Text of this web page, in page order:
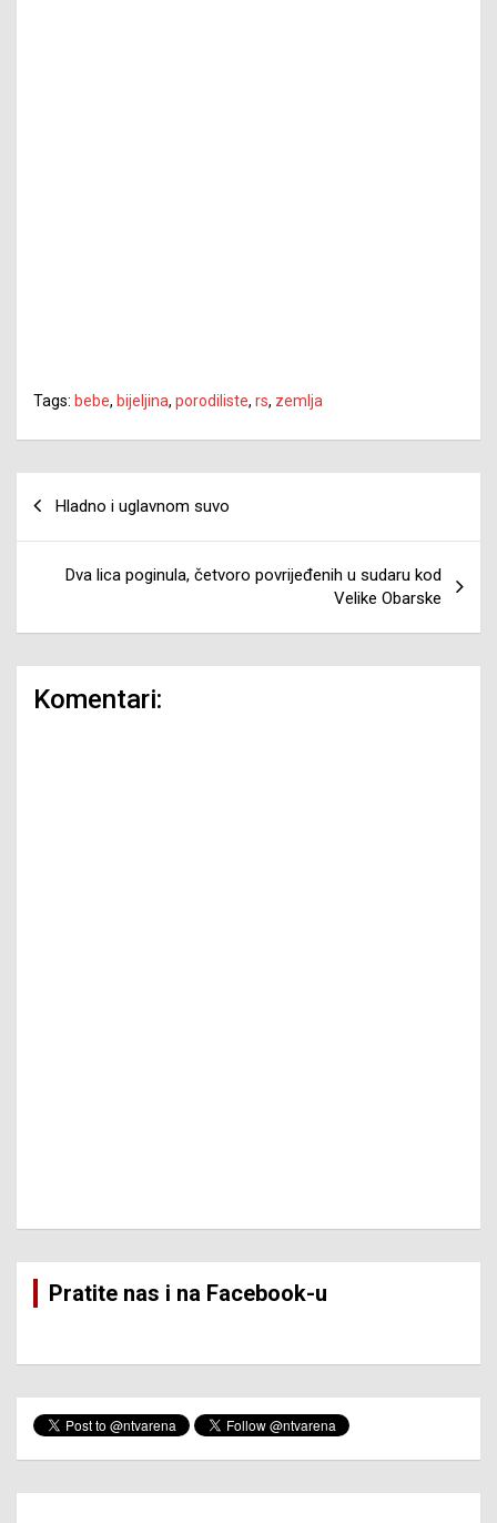
Tags: bebe, bijeljina, porodiliste, rs, zemlja
Hladno i uglavnom suvo
Dva lica poginula, četvoro povrijeđenih u sudaru kod
Velike Obarske
Komentari:
Pratite nas i na Facebook-u